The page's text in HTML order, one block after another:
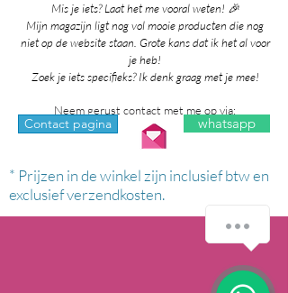
Mis je iets? Laat het me vooral weten! 🎉
Mijn magazijn ligt nog vol mooie producten die nog
niet op de website staan. Grote kans dat ik het al voor
je heb!
Zoek je iets specifieks? Ik denk graag met je mee!
Neem gerust contact met me op via:
Contact pagina whatsapp
* Prijzen in de winkel zijn inclusief btw en
exclusief verzendkosten.